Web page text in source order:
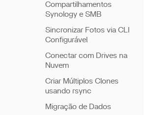
Compartilhamentos
Synology e SMB
Sincronizar Fotos via CLI
Configurável
Conectar com Drives na
Nuvem
Criar Múltiplos Clones
usando rsync
Migração de Dados